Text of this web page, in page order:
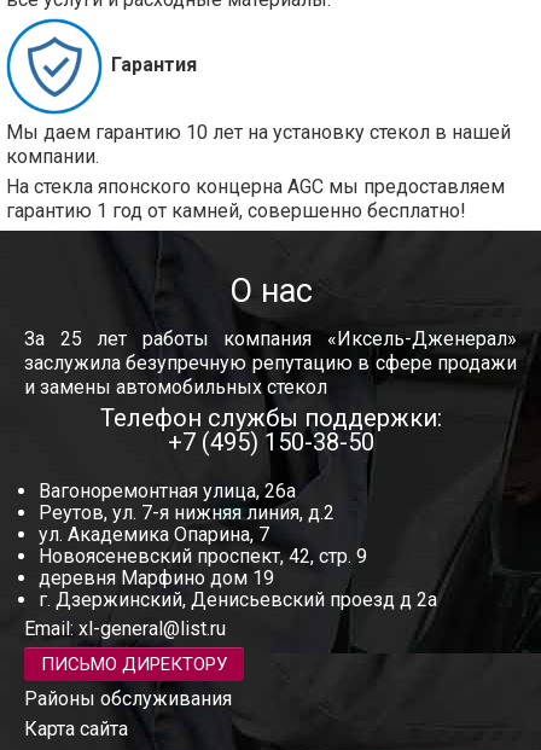
Гарантия
Мы даем гарантию 10 лет на установку стекол в нашей
компании.
На стекла японского концерна AGC мы предоставляем
гарантию 1 год от камней, совершенно бесплатно!
О нас
За 25 лет работы компания «Иксель-Дженерал»
заслужила безупречную репутацию в сфере продажи
и замены автомобильных стекол
Телефон службы поддержки:
+7 (495) 150-38-50
Вагоноремонтная улица, 26а
Реутов, ул. 7-я нижняя линия, д.2
ул. Академика Опарина, 7
Новоясеневский проспект, 42, стр. 9
деревня Марфино дом 19
г. Дзержинский, Денисьевский проезд д 2а
Email: xl-general@list.ru
ПИСЬМО ДИРЕКТОРУ
Районы обслуживания
Карта сайта